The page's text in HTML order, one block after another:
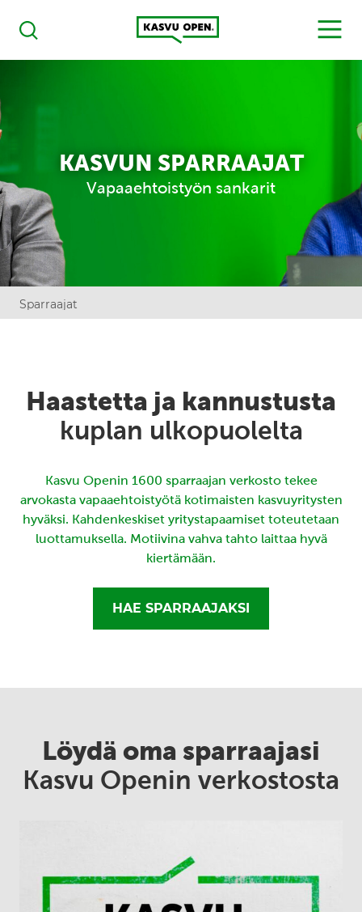
Haku
Kasvu Open
MENU
KASVUN SPARRAAJAT
Vapaaehtoistyön sankarit
Sparraajat
Haastetta ja kannustusta
kuplan ulkopuolelta
Kasvu Openin 1600 sparraajan verkosto tekee
arvokasta vapaaehtoistyötä kotimaisten kasvuyritysten
hyväksi. Kahdenkeskiset yritystapaamiset toteutetaan
luottamuksella. Motiivina vahva tahto laittaa hyvä
kiertämään.
HAE SPARRAAJAKSI
Löydä oma sparraajasi
Kasvu Openin verkostosta